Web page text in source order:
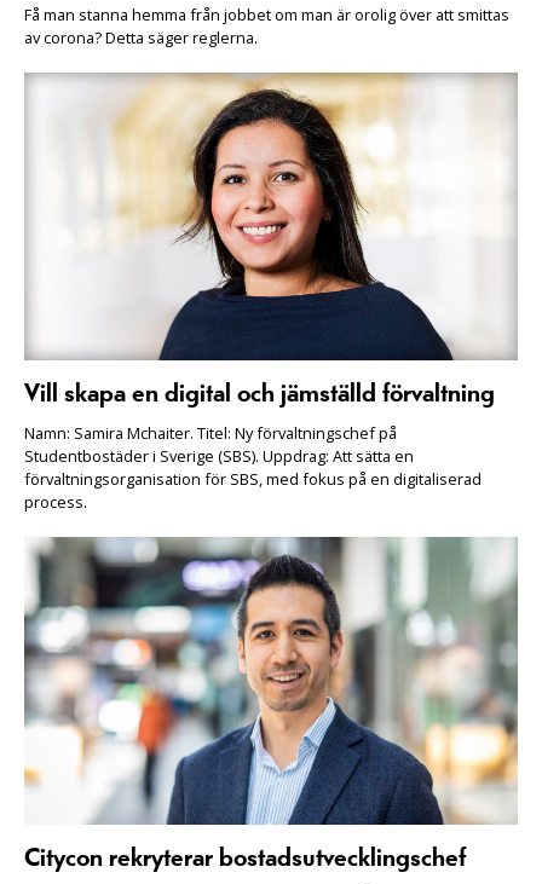
Få man stanna hemma från jobbet om man är orolig över att smittas
av corona? Detta säger reglerna.
Vill skapa en digital och jämställd förvaltning
Namn: Samira Mchaiter. Titel: Ny förvaltningschef på
Studentbostäder i Sverige (SBS). Uppdrag: Att sätta en
förvaltningsorganisation för SBS, med fokus på en digitaliserad
process.
Citycon rekryterar bostadsutvecklingschef